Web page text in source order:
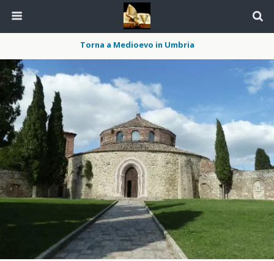
Torna a Medioevo in Umbria